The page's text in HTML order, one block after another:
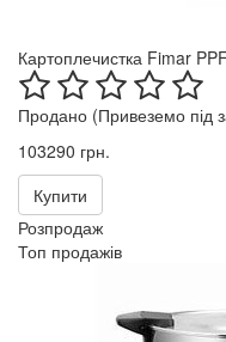
Картоплечистка Fimar
Продано (Привеземо під
103290 грн.
Купити
Розпродаж
Топ продажів